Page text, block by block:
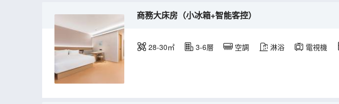
商務大床房（小冰箱+智能客控）
28-30㎡ 3-6層 空調 淋浴 電視機